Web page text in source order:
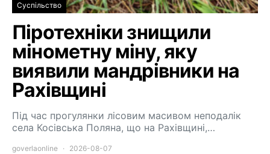
Суспільство
Піротехніки знищили
мінометну міну, яку
виявили мандрівники на
Рахівщині
Під час прогулянки лісовим масивом неподалік
села Косівська Поляна, що на Рахівщині,…
goverlaonline 2026-08-07